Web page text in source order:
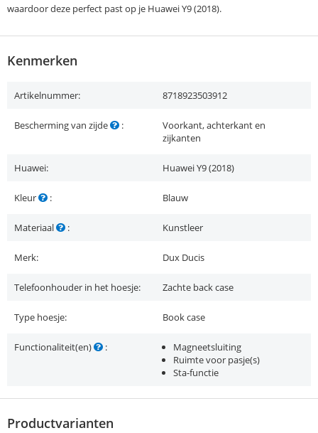
waardoor deze perfect past op je Huawei Y9 (2018).
Kenmerken
Artikelnummer: 8718923503912
Bescherming van zijde :
Voorkant, achterkant en
zijkanten
Huawei: Huawei Y9 (2018)
Kleur : Blauw
Materiaal : Kunstleer
Merk: Dux Ducis
Telefoonhouder in het hoesje: Zachte back case
Type hoesje: Book case
Functionaliteit(en) :
Magneetsluiting
Ruimte voor pasje(s)
Sta-functie
Productvarianten